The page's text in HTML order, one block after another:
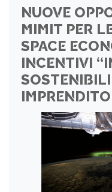
NUOVE
MIMIT PER
SPACE
INCENTIVI